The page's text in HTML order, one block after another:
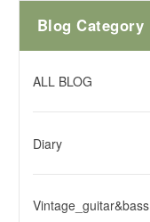
Blog Category
ALL BLOG
Diary
Vintage_guitar&bass